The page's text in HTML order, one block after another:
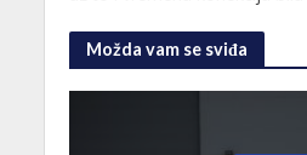
Možda vam se sviđa